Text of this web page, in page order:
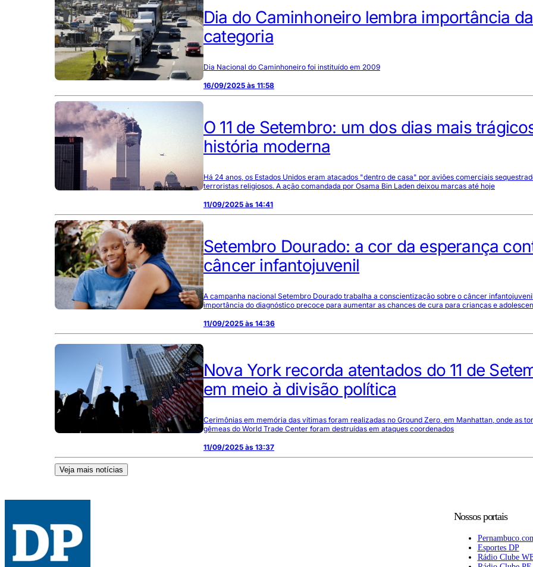
Dia do Caminhoneiro lembra importância da
categoria
Dia Nacional do Caminhoneiro foi instituído em 2009
16/09/2025 às 11:58
O 11 de Setembro: um dos dias mais
história moderna
Há 24 anos, os Estados Unidos eram atacados "dentro de casa" por aviões comerciais
terroristas religiosos. A ação comandada por Osama Bin Laden deixou marcas até hoje
11/09/2025 às 14:41
Setembro Dourado: a cor da esperança
câncer infantojuvenil
A campanha nacional Setembro Dourado trabalha a conscientização sobre o câncer
importância do diagnóstico precoce para aumentar as chances de cura para crianças e
11/09/2025 às 14:36
Nova York recorda atentados do 11 de
em meio à divisão política
Cerimônias em memória das vítimas foram realizadas no Ground Zero, em Manhattan, onde as
gêmeas do World Trade Center foram destruídas em ataques coordenados
11/09/2025 às 13:37
Veja mais notícias
Nossos portais
Esportes DP
Rádio Clube